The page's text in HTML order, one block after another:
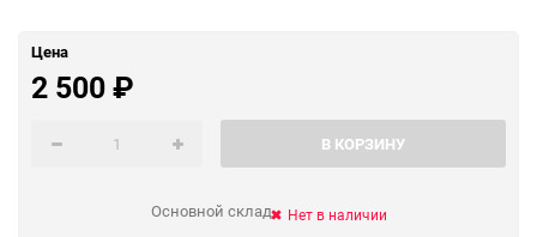
Цена
2 500₽
В КОРЗИНУ
Основной склад Нет в наличии